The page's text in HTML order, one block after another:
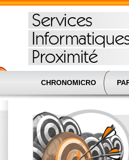
CHRONOMICRO